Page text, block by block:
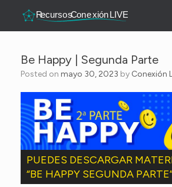
Be Happy | Segunda Parte
Posted on mayo 30, 2023 by Conexión
PUEDES DESCARGAR
“BE HAPPY SEGUNDA